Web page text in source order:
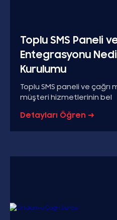
Toplu SMS Paneli
Entegrasyonu
Kurulumu
Toplu SMS paneli ve çağrı
müşteri hizmetlerinin bel
Detayları Öğren →